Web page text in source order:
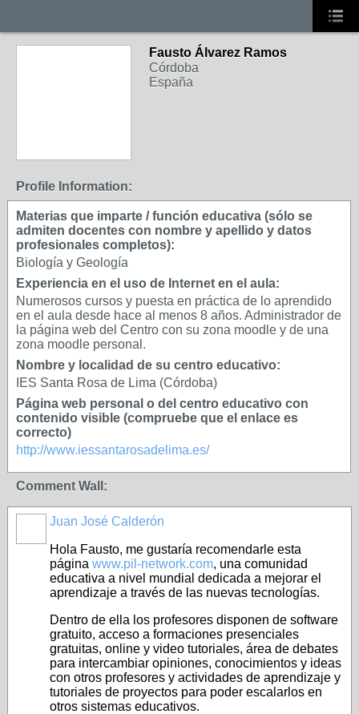
Fausto Álvarez Ramos
Córdoba
España
Profile Information:
Materias que imparte / función educativa (sólo se
admiten docentes con nombre y apellido y datos
profesionales completos):
Biología y Geología
Experiencia en el uso de Internet en el aula:
Numerosos cursos y puesta en práctica de lo aprendido
en el aula desde hace al menos 8 años. Administrador de
la página web del Centro con su zona moodle y de una
zona moodle personal.
Nombre y localidad de su centro educativo:
IES Santa Rosa de Lima (Córdoba)
Página web personal o del centro educativo con
contenido visible (compruebe que el enlace es
correcto)
http://www.iessantarosadelima.es/
Comment Wall:
Juan José Calderón
Hola Fausto, me gustaría recomendarle esta
página www.pil-network.com, una comunidad
educativa a nivel mundial dedicada a mejorar el
aprendizaje a través de las nuevas tecnologías.
Dentro de ella los profesores disponen de software
gratuito, acceso a formaciones presenciales
gratuitas, online y video tutoriales, área de debates
para intercambiar opiniones, conocimientos y ideas
con otros profesores y actividades de aprendizaje y
tutoriales de proyectos para poder escalarlos en
otros sistemas educativos.